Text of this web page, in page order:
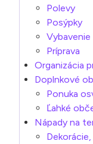
Polevy
Posýpky
Vybavenie
Príprava
Organizácia
Doplnkové
Ponuka
Ľahké
Nápady na